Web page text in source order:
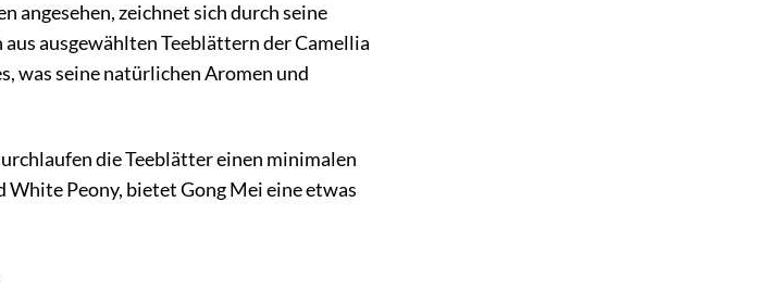
angesehen, zeichnet sich durch seine
ausgewählten Teeblättern der Camellia
was seine natürlichen Aromen und
die Teeblätter einen minimalen
White Peony, bietet Gong Mei eine etwas